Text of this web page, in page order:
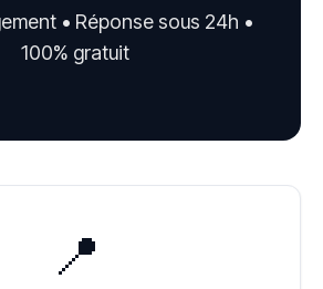
• Réponse sous 24h •
100% gratuit
📍